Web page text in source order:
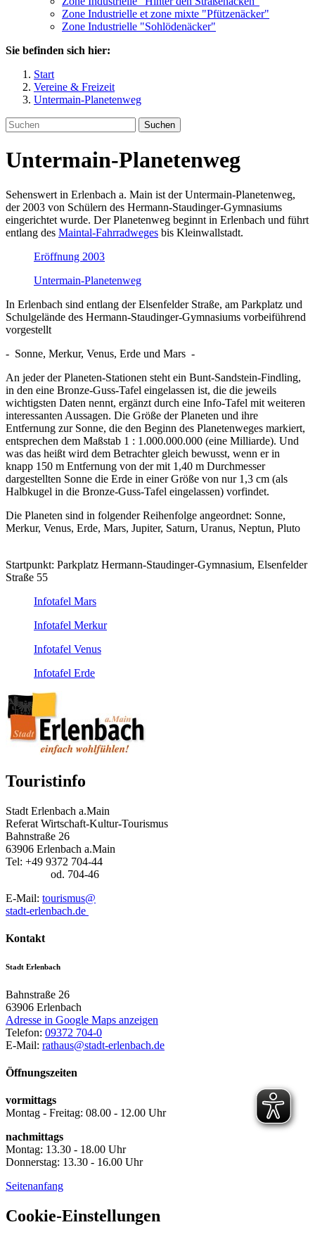
Zone Industrielle et zone mixte "Pfützenäcker"
Zone Industrielle "Sohlödenäcker"
Sie befinden sich hier:
Start
Vereine & Freizeit
Untermain-Planetenweg
Suchen
Untermain-Planetenweg
Sehenswert in Erlenbach a. Main ist der Untermain-Planetenweg,
der 2003 von Schülern des Hermann-Staudinger-Gymnasiums
eingerichtet wurde. Der Planetenweg beginnt in Erlenbach und führt
entlang des Maintal-Fahrradweges bis Kleinwallstadt.
Eröffnung 2003
Untermain-Planetenweg
In Erlenbach sind entlang der Elsenfelder Straße, am Parkplatz und
Schulgelände des Hermann-Staudinger-Gymnasiums vorbeiführend
vorgestellt
- Sonne, Merkur, Venus, Erde und Mars -
An jeder der Planeten-Stationen steht ein Bunt-Sandstein-Findling,
in den eine Bronze-Guss-Tafel eingelassen ist, die die jeweils
wichtigsten Daten nennt, ergänzt durch eine Info-Tafel mit weiteren
interessanten Aussagen. Die Größe der Planeten und ihre
Entfernung zur Sonne, die den Beginn des Planetenweges markiert,
entsprechen dem Maßstab 1 : 1.000.000.000 (eine Milliarde). Und
was das heißt wird dem Betrachter gleich bewusst, wenn er in
knapp 150 m Entfernung von der mit 1,40 m Durchmesser
dargestellten Sonne die Erde in einer Größe von nur 1,3 cm (als
Halbkugel in die Bronze-Guss-Tafel eingelassen) vorfindet.
Die Planeten sind in folgender Reihenfolge angeordnet: Sonne,
Merkur, Venus, Erde, Mars, Jupiter, Saturn, Uranus, Neptun, Pluto
Startpunkt: Parkplatz Hermann-Staudinger-Gymnasium, Elsenfelder
Straße 55
Infotafel Mars
Infotafel Merkur
Infotafel Venus
Infotafel Erde
Touristinfo
Stadt Erlenbach a.Main
Referat Wirtschaft-Kultur-Tourismus
Bahnstraße 26
63906 Erlenbach a.Main
Tel: +49 9372 704-44
od. 704-46
E-Mail: tourismus@
stadt-erlenbach.de
Kontakt
Stadt Erlenbach
Bahnstraße 26
63906 Erlenbach
Adresse in Google Maps anzeigen
Telefon: 09372 704-0
E-Mail: rathaus@stadt-erlenbach.de
Öffnungszeiten
vormittags
Montag - Freitag: 08.00 - 12.00 Uhr
nachmittags
Montag: 13.30 - 18.00 Uhr
Donnerstag: 13.30 - 16.00 Uhr
Seitenanfang
Cookie-Einstellungen